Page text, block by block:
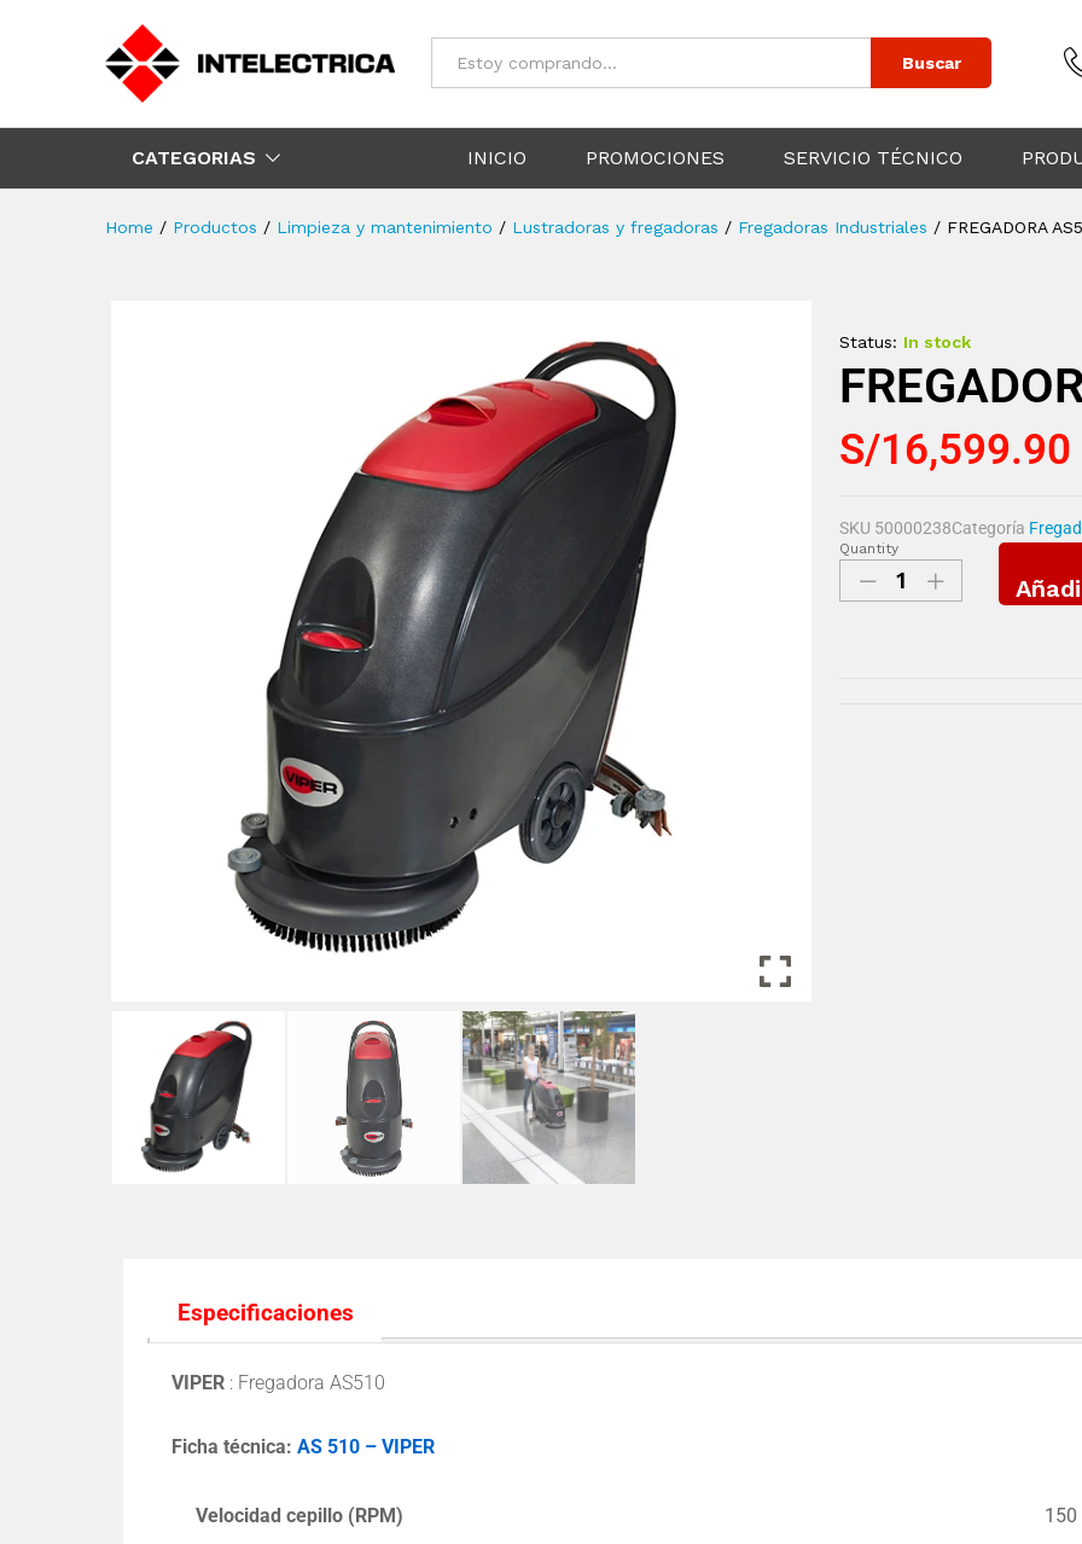
Todos Buscar
CATEGORIAS INICIO PROMOCIONES SERVICIO TÉCNICO
Home / Productos / Limpieza y mantenimiento / Lustradoras y fregadoras / Fregadoras Industriales / FREGADORA
Status: In stock
S/16,599.90
SKU 50000238Categoría
Quantity
Especificaciones
VIPER : Fregadora AS510
Ficha técnica: AS 510 – VIPER
Velocidad cepillo (RPM)
150